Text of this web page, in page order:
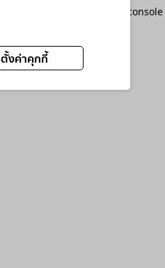
ตั้งค่าคุกกี้
browser console